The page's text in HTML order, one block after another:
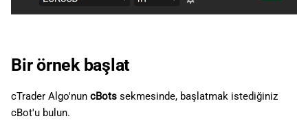
Bir örnek başlat
cTrader Algo'nun cBots sekmesinde, başlatmak istediğiniz
cBot'u bulun.